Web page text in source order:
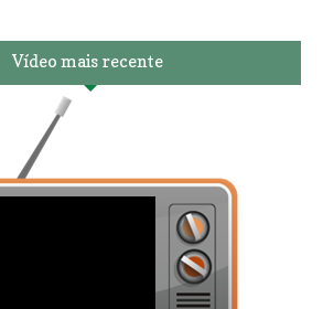
Vídeo mais recente